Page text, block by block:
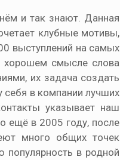
и так знают. Данная
клубные мотивы,
выступлений на самых
хорошем смысле слова
их задача создать
себя в компании лучших
указывает наш
ещё в 2005 году, после
много общих точек
популярность в родной